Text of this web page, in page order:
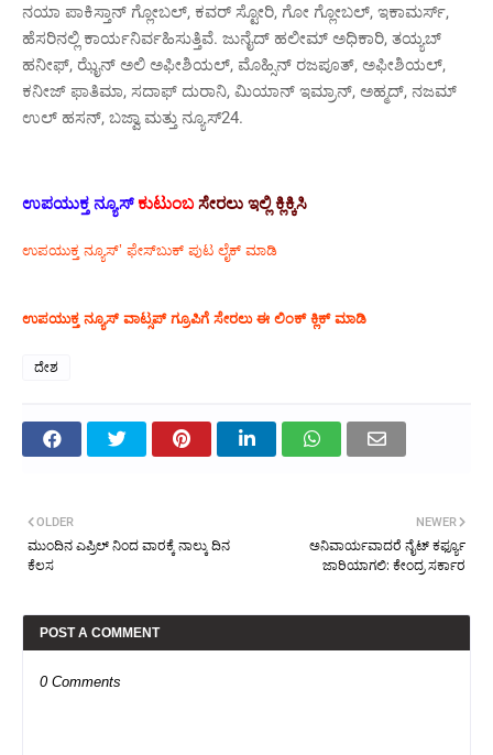
ನಯಾ ಪಾಕಿಸ್ತಾನ್ ಗ್ಲೋಬಲ್, ಕವರ್ ಸ್ಟೋರಿ, ಗೋ ಗ್ಲೋಬಲ್, ಇಕಾಮರ್ಸ್,
ಹೆಸರಿನಲ್ಲಿ ಕಾರ್ಯನಿರ್ವಹಿಸುತ್ತಿವೆ. ಜುನೈದ್ ಹಲೀಮ್ ಅಧಿಕಾರಿ, ತಯ್ಯಬ್
ಹನೀಫ್, ಝೈನ್ ಅಲಿ ಅಫೀಶಿಯಲ್, ಮೊಹ್ಸಿನ್ ರಜಪೂತ್, ಅಫೀಶಿಯಲ್,
ಕನೀಜ್ ಫಾತಿಮಾ, ಸದಾಫ್ ದುರಾನಿ, ಮಿಯಾನ್ ಇಮ್ರಾನ್, ಅಹ್ಮದ್, ನಜಮ್
ಉಲ್ ಹಸನ್, ಬಜ್ವಾ ಮತ್ತು ನ್ಯೂಸ್24.
ಉಪಯುಕ್ತ ನ್ಯೂಸ್ಕುಟುಂಬ ಸೇರಲು ಇಲ್ಲಿ ಕ್ಲಿಕ್ಕಿಸಿ
ಉಪಯುಕ್ತ ನ್ಯೂಸ್‌’ ಫೇಸ್‌ಬುಕ್ ಪುಟ ಲೈಕ್ ಮಾಡಿ
ಉಪಯುಕ್ತ ನ್ಯೂಸ್‌ ವಾಟ್ಸಪ್‌ ಗ್ರೂಪಿಗೆ ಸೇರಲು ಈ ಲಿಂಕ್ ಕ್ಲಿಕ್ ಮಾಡಿ
ದೇಶ
NEWER
ಅನಿವಾರ್ಯವಾದರೆ ನೈಟ್ ಕರ್ಫ್ಯೂ
ಜಾರಿಯಾಗಲಿ: ಕೇಂದ್ರ ಸರ್ಕಾರ
OLDER
ಮುಂದಿನ ಎಪ್ರಿಲ್ ನಿಂದ ವಾರಕ್ಕೆ ನಾಲ್ಕು ದಿನ
ಕೆಲಸ
POST A COMMENT
0 Comments